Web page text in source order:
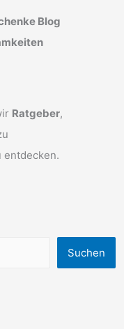
Blog
Ratgeber,
entdecken.
Suchen